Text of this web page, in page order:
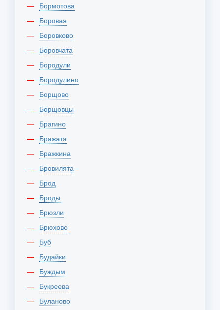
Бормотова
Боровая
Боровково
Боровчата
Бородули
Бородулино
Борщово
Борщовцы
Брагино
Бражата
Бражкина
Бровилята
Брод
Броды
Брюзли
Брюхово
Буб
Будайки
Буждым
Букреева
Буланово